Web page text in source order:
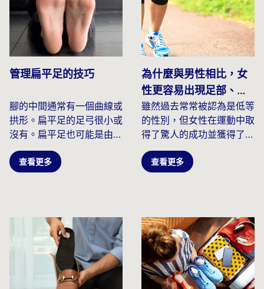
管理扁平足的技巧
腳的中間通常有一個曲線或
拱形。扁平足的足弓很小或
沒有。扁平足也可能是由於
足弓塌陷、扁平或塌陷造成
的...查看更多
為什麼與男性相比，女
性更容易出現足部、腳
踝、膝蓋、背部問題和
受傷
雖然過去常常被認為是低等
的性別，但女性在運動中取
得了驚人的成功並獲得了更
多的認可。壞消息是，女性
比...查看更多